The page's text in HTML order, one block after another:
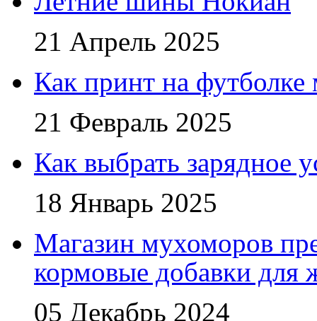
21 Апрель 2025
Как принт на
21 Февраль 2025
Как выбрать зарядное
18 Январь 2025
Магазин мухоморов
кормовые добавки для
05 Декабрь 2024